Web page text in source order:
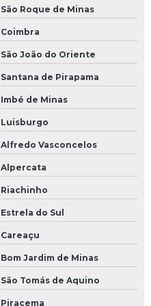
São Roque de Minas
Coimbra
São João do Oriente
Santana de Pirapama
Imbé de Minas
Luisburgo
Alfredo Vasconcelos
Alpercata
Riachinho
Estrela do Sul
Careaçu
Bom Jardim de Minas
São Tomás de Aquino
Piracema